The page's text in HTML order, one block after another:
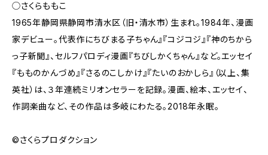
◯さくらももこ
1965年静岡県静岡市清水区（旧・清水市）生まれ。1984年、漫画
家デビュー。代表作にちびまる子ちゃん』『コジコジ』『神のちから
っ子新聞』、セルフパロディ漫画『ちびしかくちゃん』など。エッセイ
『もものかんづめ』『さるのこしかけ』『たいのおかしら』（以上、集
英社）は、３年連続ミリオンセラーを記録。漫画、絵本、エッセイ、
作詞楽曲など、その作品は多岐にわたる。2018年永眠。
©️さくらプロダクション